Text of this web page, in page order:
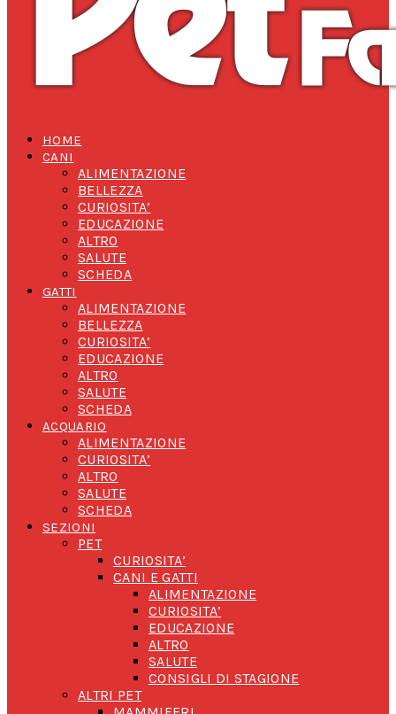
HOME
CANI
ALIMENTAZIONE
BELLEZZA
CURIOSITA’
EDUCAZIONE
ALTRO
SALUTE
SCHEDA
GATTI
ALIMENTAZIONE
BELLEZZA
CURIOSITA’
EDUCAZIONE
ALTRO
SALUTE
SCHEDA
ACQUARIO
ALIMENTAZIONE
CURIOSITA’
ALTRO
SALUTE
SCHEDA
SEZIONI
PET
CURIOSITA’
CANI E GATTI
ALIMENTAZIONE
CURIOSITA’
EDUCAZIONE
ALTRO
SALUTE
CONSIGLI DI STAGIONE
ALTRI PET